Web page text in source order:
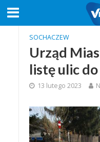
SOCHACZEW
Urząd
listę ulic
13 lutego 2023